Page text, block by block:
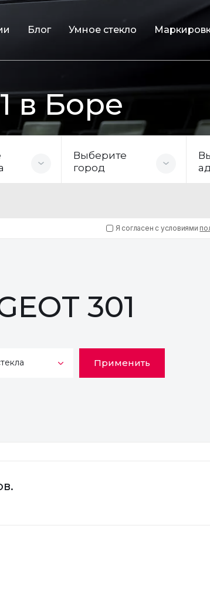
Блог Умное стекло
в Боре
Выберите
город
Я согласен с условиями
301
Применить